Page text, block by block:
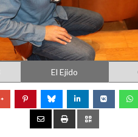
El Ejido